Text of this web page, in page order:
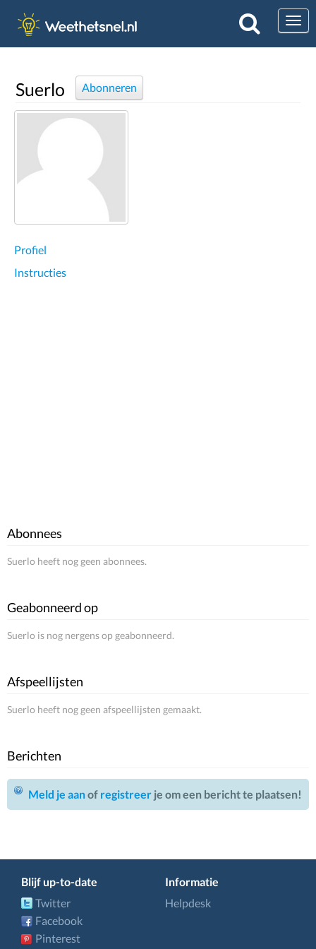
Suerlo Abonneren
Profiel
Instructies
Abonnees
Suerlo heeft nog geen abonnees.
Geabonneerd op
Suerlo is nog nergens op geabonneerd.
Afspeellijsten
Suerlo heeft nog geen afspeellijsten gemaakt.
Berichten
Meld je aanof registreer je om een bericht te plaatsen!
Blijf up-to-date
Twitter
Facebook
Pinterest
Informatie
Helpdesk